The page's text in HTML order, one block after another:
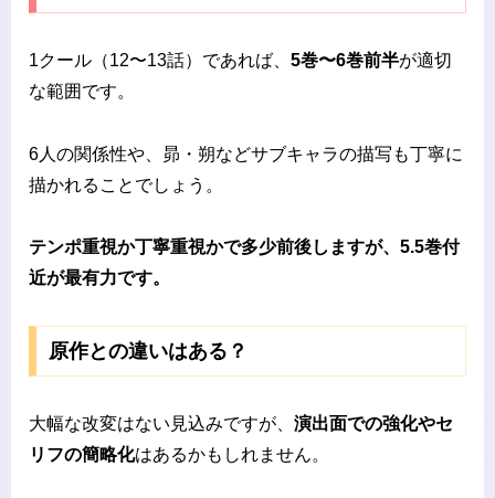
1クール（12〜13話）であれば、 5巻〜6巻前半が適切
な範囲です。
6人の関係性や、昴・朔などサブキャラの描写も丁寧に
描かれることでしょう。
テンポ重視か丁寧重視かで多少前後しますが、5.5巻付
近が最有力です。
原作との違いはある？
大幅な改変はない見込みですが、 演出面での強化やセ
リフの簡略化はあるかもしれません。